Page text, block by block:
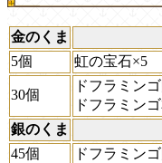
金のくま
5個
虹の宝石×5
30個
ドフラミン
ドフラミン
銀のくま
45個
ドフラミン